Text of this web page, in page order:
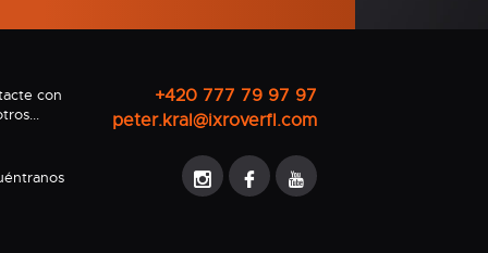
con
+420 777 79 97 97
peter.kral@ixroverfl.com